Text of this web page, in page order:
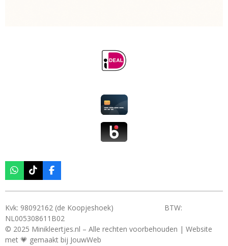
W
h
a
s
A
p
p
T
i
k
o
k
F
a
c
b
o
o
k
Kvk: 98092162 (de Koopjeshoek) BTW:
NL005308611B02
© 2025 Minikleertjes.nl – Alle rechten voorbehouden | Website
met 💗 gemaakt bij JouwWeb